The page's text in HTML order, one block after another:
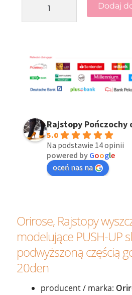
Dodaj
Rajstopy Pończochy
5.0
Na podstawie 14 opinii
powered by Google
oceń nas na
Orirose, Rajstopy
modelujące PUSH-UP
podwyższoną częścią
20den
producent / marka: